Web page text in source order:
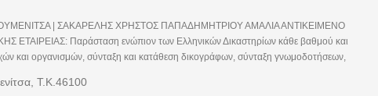
| ΣΑΚΑΡΕΛΗΣ ΧΡΗΣΤΟΣ ΠΑΠΑΔΗΜΗΤΡΙΟΥ ΑΜΑΛΙΑ ΑΝΤΙΚΕΙΜΕΝΟ
ΕΤΑΙΡΕΙΑΣ: Παράσταση ενώπιον των Ελληνικών Δικαστηρίων κάθε βαθμού και
και οργανισμών, σύνταξη και κατάθεση δικογράφων, σύνταξη γνωμοδοτήσεων,
συναλλαγών. Το γραφείο μας καλύπτει κάθε τομέα του δικαίου, ακολουθεί
Τ.Κ.46100